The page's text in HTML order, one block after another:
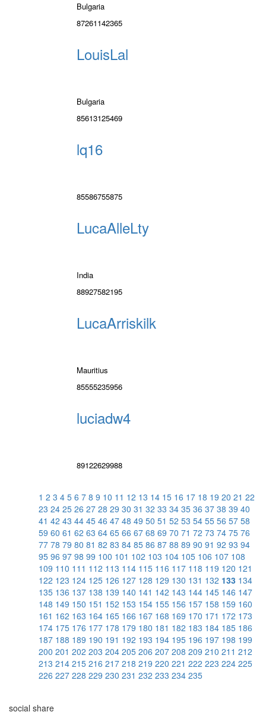
Bulgaria
87261142365
LouisLal
Bulgaria
85613125469
lq16
85586755875
LucaAlleLty
India
88927582195
LucaArriskilk
Mauritius
85555235956
luciadw4
89122629988
1 2 3 4 5 6 7 8 9 10 11 12 13 14 15 16 17 18 19 20 21 22
23 24 25 26 27 28 29 30 31 32 33 34 35 36 37 38 39 40
41 42 43 44 45 46 47 48 49 50 51 52 53 54 55 56 57 58
59 60 61 62 63 64 65 66 67 68 69 70 71 72 73 74 75 76
77 78 79 80 81 82 83 84 85 86 87 88 89 90 91 92 93 94
95 96 97 98 99 100 101 102 103 104 105 106 107 108
109 110 111 112 113 114 115 116 117 118 119 120 121
122 123 124 125 126 127 128 129 130 131 132 133 134
135 136 137 138 139 140 141 142 143 144 145 146 147
148 149 150 151 152 153 154 155 156 157 158 159 160
161 162 163 164 165 166 167 168 169 170 171 172 173
174 175 176 177 178 179 180 181 182 183 184 185 186
187 188 189 190 191 192 193 194 195 196 197 198 199
200 201 202 203 204 205 206 207 208 209 210 211 212
213 214 215 216 217 218 219 220 221 222 223 224 225
226 227 228 229 230 231 232 233 234 235
social share